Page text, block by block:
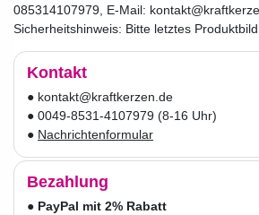
085314107979 , E-Mail:
Sicherheitshinweis: Bitte letztes Produktbild
Kontakt
● kontakt@kraftkerzen.de
● 0049-8531-4107979 (8-16 Uhr)
● Nachrichtenformular
Bezahlung
● PayPal mit 2% Rabatt